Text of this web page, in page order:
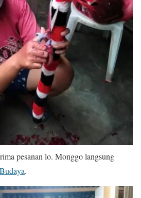
pesanan lo. Monggo langsung
.